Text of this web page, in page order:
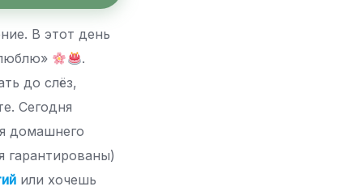
В этот день
.
до слёз,
Сегодня
домашнего
гарантированы)
или хочешь